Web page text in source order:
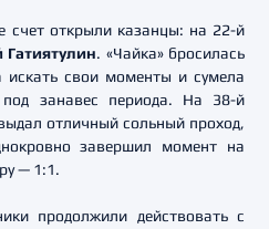
счет открыли казанцы: на 22-й
. «Чайка» бросилась
искать свои моменты и сумела
под занавес периода. На 38-й
отличный сольный проход,
завершил момент на
— 1:1.
продолжили действовать с